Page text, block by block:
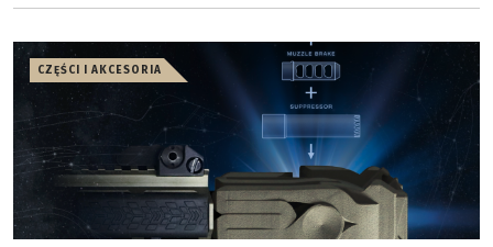
CZĘŚCI I AKCESORIA